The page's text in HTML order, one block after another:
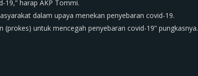
19,” harap AKP Tommi.
dalam upaya menekan penyebaran covid-19.
untuk mencegah penyebaran covid-19” pungkasnya.